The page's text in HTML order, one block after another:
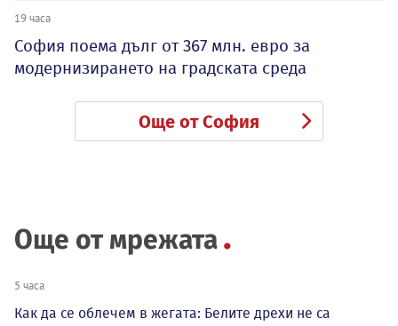
19 часа
София поема дълг от 367 млн. евро за
модернизирането на градската среда
Още от София
Още от мрежата
5 часа
Как да се облечем в жегата: Белите дрехи не са